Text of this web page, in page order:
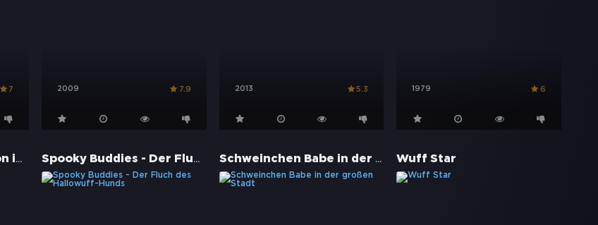
7 2009 7.9 2013 5.3 1979 6
Space Buddies - Mission im Weltraum Spooky Buddies - Der Fluch des Hallowuff-Hunds Schweinchen Babe in der großen Stadt Wuff Star